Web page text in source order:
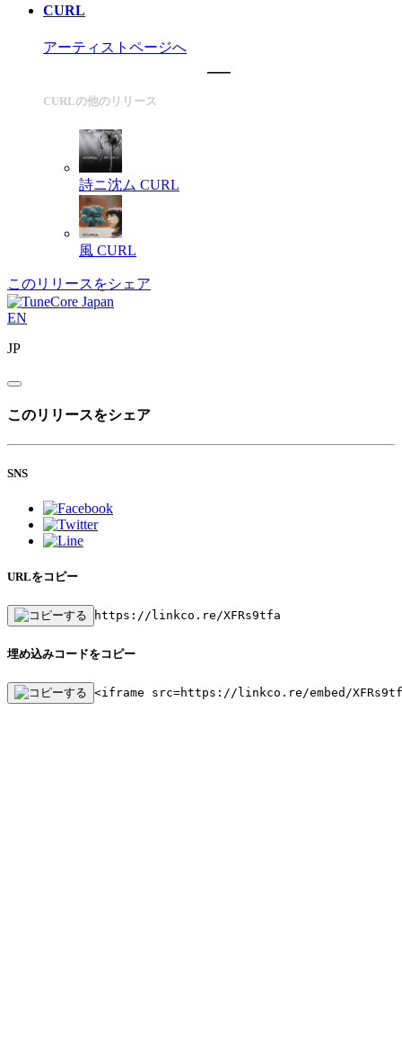
CURL
アーティストページへ
CURLの他のリリース
詩ニ沈ム CURL
風 CURL
このリリースをシェア
EN
JP
このリリースをシェア
SNS
URLをコピー
https://linkco.re/XFRs9tfa
埋め込みコードをコピー
<iframe src=https://linkco.re/embed/